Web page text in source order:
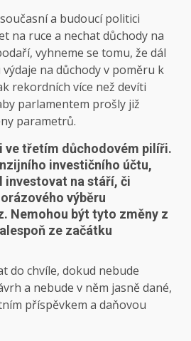
a budoucí politici
na ruce a nechat důchody na
vyhneme se tomu, že dál
na důchody v poměru k
rekordních více než devíti
parlamentem prošly již
parametrů.
ve třetím důchodovém pilíři.
investičního účtu,
investovat na stáří, či
výběru
Nemohou být tyto změny z
ze začátku
do chvíle, dokud nebude
a nebude v něm jasně dané,
příspěvkem a daňovou